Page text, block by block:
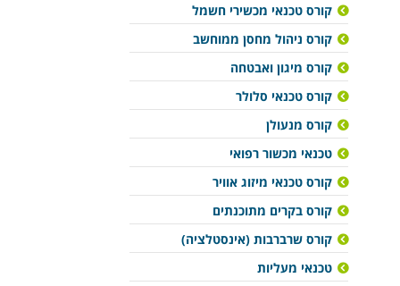
קורס טכנאי מכשירי חשמל
קורס ניהול מחסן ממוחשב
קורס מיגון ואבטחה
קורס טכנאי סלולר
קורס מנעולן
טכנאי מכשור רפואי
קורס טכנאי מיזוג אוויר
קורס בקרים מתוכנתים
קורס שרברבות (אינסטלציה)
טכנאי מעליות